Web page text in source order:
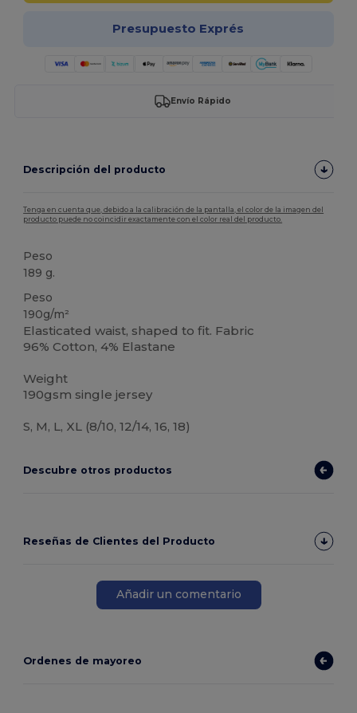
Presupuesto Exprés
Envío Rápido
Descripción del producto
Tenga en cuenta que, debido a la calibración de la pantalla, el color de la imagen del
producto puede no coincidir exactamente con el color real del producto.
Peso
189 g.
Peso
190g/m²
Elasticated waist, shaped to fit. Fabric
96% Cotton, 4% Elastane
Weight
190gsm single jersey
S, M, L, XL (8/10, 12/14, 16, 18)
Descubre otros productos
Reseñas de Clientes del Producto
Añadir un comentario
Ordenes de mayoreo